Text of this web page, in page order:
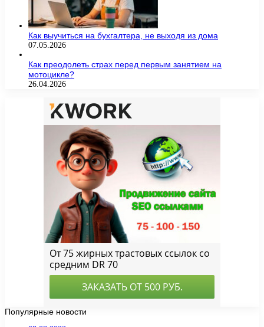
Как выучиться на бухгалтера, не выходя из дома
07.05.2026
Как преодолеть страх перед первым занятием на
мотоцикле?
26.04.2026
Популярные новости